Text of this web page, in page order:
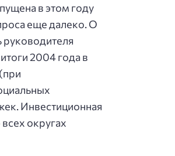
в этом году
еще далеко. О
2004 года в
Инвестиционная
округах